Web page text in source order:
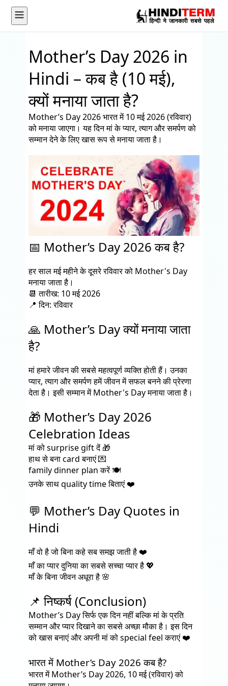
Mother’s Day 2026 in
Hindi – कब है (10 मई),
क्यों मनाया जाता है?
Mother’s Day 2026भारत में10 मई 2026 (रविवार)
को मनाया जाएगा। यह दिन मां के प्यार, त्याग और समर्पण को
सम्मान देने के लिए खास रूप से मनाया जाता है।
📅 Mother’s Day 2026 कब है?
हर साल मई महीने के दूसरे रविवार को Mother's Day
मनाया जाता है।
📆 तारीख: 10 मई 2026
📍 दिन:रविवार
🙏 Mother’s Day क्यों मनाया जाता
है?
मां हमारे जीवन की सबसे महत्वपूर्ण व्यक्ति होती हैं। उनका
प्यार, त्याग और समर्पण हमें जीवन में सफल बनने की प्रेरणा
देता है। इसी सम्मान में Mother's Day मनाया जाता है।
🎁 Mother’s Day 2026
Celebration Ideas
मां को surprise gift दें 🎁
हाथ से बना card बनाएं 💌
family dinner plan करें 🍽️
उनके साथ quality time बिताएं ❤️
💬 Mother’s Day Quotes in
Hindi
माँ वो है जो बिना कहे सब समझ जाती है ❤️
माँ का प्यार दुनिया का सबसे सच्चा प्यार है 💖
माँ के बिना जीवन अधूरा है 🌸
📌 निष्कर्ष (Conclusion)
Mother’s Day सिर्फ एक दिन नहीं बल्कि मां के प्रति
सम्मान और प्यार दिखाने का सबसे अच्छा मौका है। इस दिन
को खास बनाएं और अपनी मां को special feel कराएं ❤️
भारत में Mother’s Day 2026 कब है?
भारत में Mother’s Day 2026, 10 मई (रविवार) को